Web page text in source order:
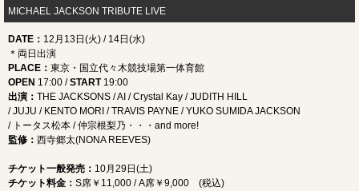
MICHAEL JACKSON TRIBUTE LIVE
DATE ： 12月13日(火) / 14日(水)
＊両日出演
PLACE ： 東京・国立代々木競技場第一体育館
OPEN 17:00 /START19:00
出演： THE JACKSONS / AI / Crystal Kay / JUDITH HILL
/ JUJU / KENTO MORI / TRAVIS PAYNE / YUKO SUMIDA JACKSON
/ トータス松本 / 仲宗根梨乃・・・and more!
監修： 西寺郷太(NONA REEVES)
チケット一般発売： 10月29日(土)
チケット料金： S席￥11,000 / A席￥9,000 (税込)